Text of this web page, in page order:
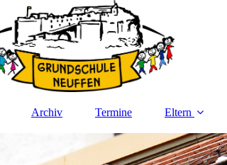
Archiv Termine Eltern